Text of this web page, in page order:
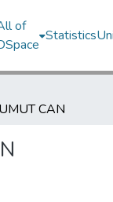
of
Statistics
CAN